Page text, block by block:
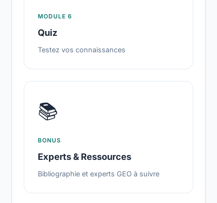
MODULE 6
Quiz
Testez vos connaissances
📚
BONUS
Experts & Ressources
Bibliographie et experts GEO à suivre